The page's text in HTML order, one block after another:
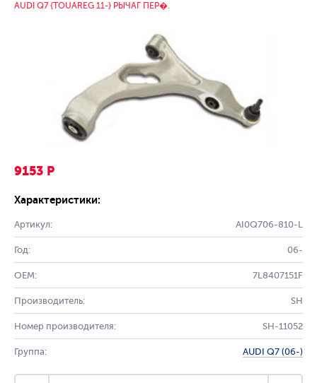
AUDI Q7 {TOUAREG 11-} РЫЧАГ ПЕР�.
9153 Р
Характеристики:
Артикул: AI0Q706-810-L
Год: 06-
OEM: 7L8407151F
Производитель: SH
Номер производителя: SH-11052
Группа: AUDI Q7 (06-)